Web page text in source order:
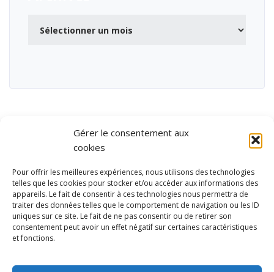
Gérer le consentement aux
cookies
Pour offrir les meilleures expériences, nous utilisons des technologies
telles que les cookies pour stocker et/ou accéder aux informations des
appareils. Le fait de consentir à ces technologies nous permettra de
traiter des données telles que le comportement de navigation ou les ID
uniques sur ce site. Le fait de ne pas consentir ou de retirer son
consentement peut avoir un effet négatif sur certaines caractéristiques
et fonctions.
et de loisirs